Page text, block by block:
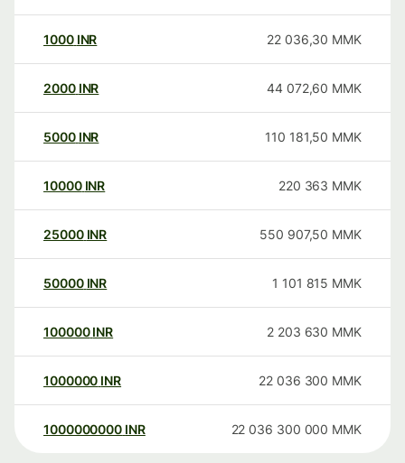
1000 INR 22 036,30 MMK
2000 INR 44 072,60 MMK
5000 INR 110 181,50 MMK
10000 INR 220 363 MMK
25000 INR 550 907,50 MMK
50000 INR 1 101 815 MMK
100000 INR 2 203 630 MMK
1000000 INR 22 036 300 MMK
1000000000 INR 22 036 300 000 MMK